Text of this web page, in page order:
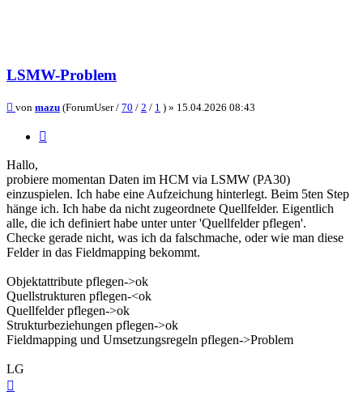
LSMW-Problem
Beitrag
von mazu (ForumUser / 70 / 2 / 1 ) » 15.04.2026 08:43
Hallo,
probiere momentan Daten im HCM via LSMW (PA30)
einzuspielen. Ich habe eine Aufzeichung hinterlegt. Beim 5ten Step
hänge ich. Ich habe da nicht zugeordnete Quellfelder. Eigentlich
alle, die ich definiert habe unter unter 'Quellfelder pflegen'.
Checke gerade nicht, was ich da falschmache, oder wie man diese
Felder in das Fieldmapping bekommt.
Objektattribute pflegen->ok
Quellstrukturen pflegen-<ok
Quellfelder pflegen->ok
Strukturbeziehungen pflegen->ok
Fieldmapping und Umsetzungsregeln pflegen->Problem
LG